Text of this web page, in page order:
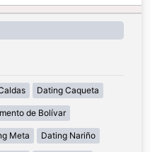
Dating Caqueta
de Bolívar
Meta Dating Nariño